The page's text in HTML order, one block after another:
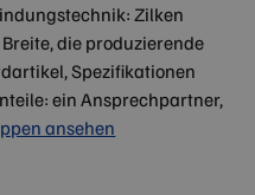
Zilken
die produzierende
Spezifikationen
ein Ansprechpartner,
ansehen